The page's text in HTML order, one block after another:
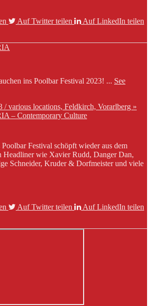
Auf Twitter teilen
Auf LinkedIn teilen
ins Poolbar Festival 2023! ... See
/ various locations, Feldkirch, Vorarlberg »
– Contemporary Culture
Festival schöpft wieder aus dem
Headliner wie Xavier Rudd, Danger Dan,
Schneider, Kruder & Dorfmeister und viele
Auf Twitter teilen
Auf LinkedIn teilen